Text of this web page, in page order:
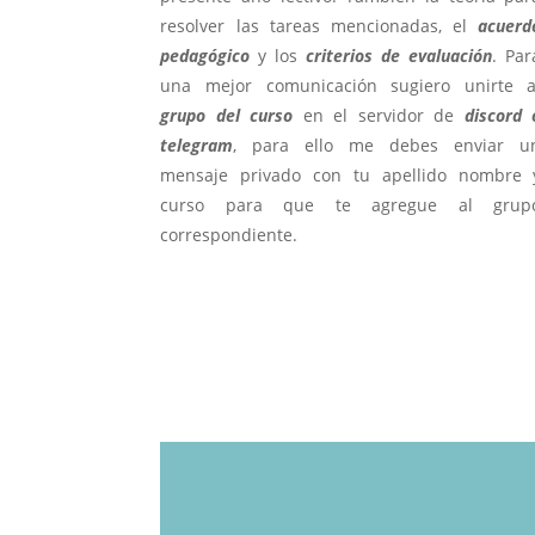
resolver las tareas mencionadas, el
pedagógico y loscriterios de evaluación.
una mejor comunicación sugiero unirte
grupo del curso en el servidor de discord
telegram, para ello me debes enviar
mensaje privado con tu apellido nombre
curso para que te agregue al
correspondiente.